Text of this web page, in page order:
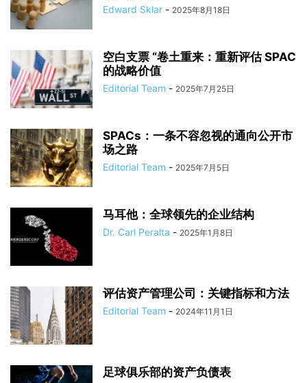
Edward Sklar - 2025年8月18日
空白支票 “卷土重来：重新评估 SPAC
的战略价值
Editorial Team - 2025年7月25日
SPACs：一条不容忽视的通向公开市
场之路
Editorial Team - 2025年7月5日
马耳他：全球领先的企业结构
Dr. Carl Peralta - 2025年1月8日
评估资产管理公司：关键指标和方法
Editorial Team - 2024年11月1日
足球俱乐部的资产负债表